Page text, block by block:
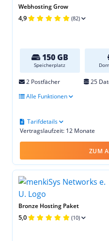
Webhosting Grow
4,9 (82)
150 GB
Speicherplatz
2 Postfächer 25
Alle Funktionen
Vertragslaufzeit: 12 Monate
Tarifdetails
ZUM
Bronze Hosting Paket
5,0 (10)